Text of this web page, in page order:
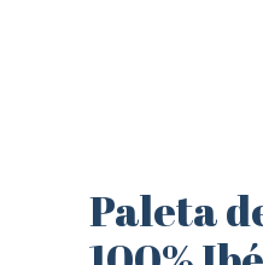
Paleta